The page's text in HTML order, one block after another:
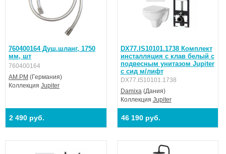
760400164 Душ.шланг, 1750
мм, шт
760400164
AM.PM (Германия)
Коллекция Jupiter
2 490 руб.
DX77.IS10101.1738 Комплект
инсталляция с клав белый с
подвесным унитазом Jupiter
с сид м/лифт
DX77.IS10101.1738
Damixa(Дания)
Коллекция Jupiter
46 190 руб.